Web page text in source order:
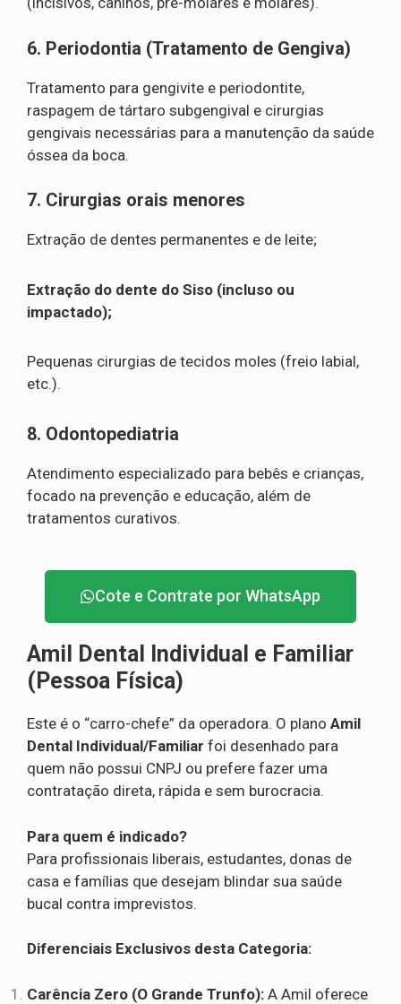
6. Periodontia (Tratamento de Gengiva)
Tratamento para gengivite e periodontite,
raspagem de tártaro subgengival e cirurgias
gengivais necessárias para a manutenção da saúde
óssea da boca.
7. Cirurgias orais menores
Extração de dentes permanentes e de leite;
Extração do dente do Siso (incluso ou
impactado);
Pequenas cirurgias de tecidos moles (freio labial,
etc.).
8. Odontopediatria
Atendimento especializado para bebês e crianças,
focado na prevenção e educação, além de
tratamentos curativos.
Cote e Contrate por WhatsApp
Amil Dental Individual e Familiar
(Pessoa Física)
Este é o “carro-chefe” da operadora. O plano Amil
Dental Individual/Familiar foi desenhado para
quem não possui CNPJ ou prefere fazer uma
contratação direta, rápida e sem burocracia.
Para quem é indicado?
Para profissionais liberais, estudantes, donas de
casa e famílias que desejam blindar sua saúde
bucal contra imprevistos.
Diferenciais Exclusivos desta Categoria:
Carência Zero (O Grande Trunfo): A Amil oferece